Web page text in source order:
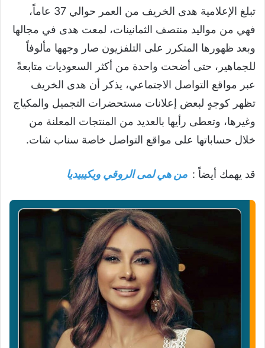
تبلغ الإعلامية هدى الخريف من العمر حوالي 37 عاماً،
فهي من مواليد منتصف الثمانينات، لمعت هدى في مجالها
وبعد ظهورها المتكرر على التلفزيون صار وجهها مألوفاً
للجماهير، حتى أضحت واحدة من أكثر السعوديات متابعةً
عبر مواقع التواصل الاجتماعي، يذكر أن هدى الخريف
تظهر كوجهٍ لبعض إعلانات مستحضرات التجميل والمكياج
وغيرها، وتعطى رأيها بالعديد من المنتجات المعلنة من
خلال حساباتها على مواقع التواصل خاصة سناب شات.
قد يهمك أيضاً : من هي لمى الروقي ويكيبيديا